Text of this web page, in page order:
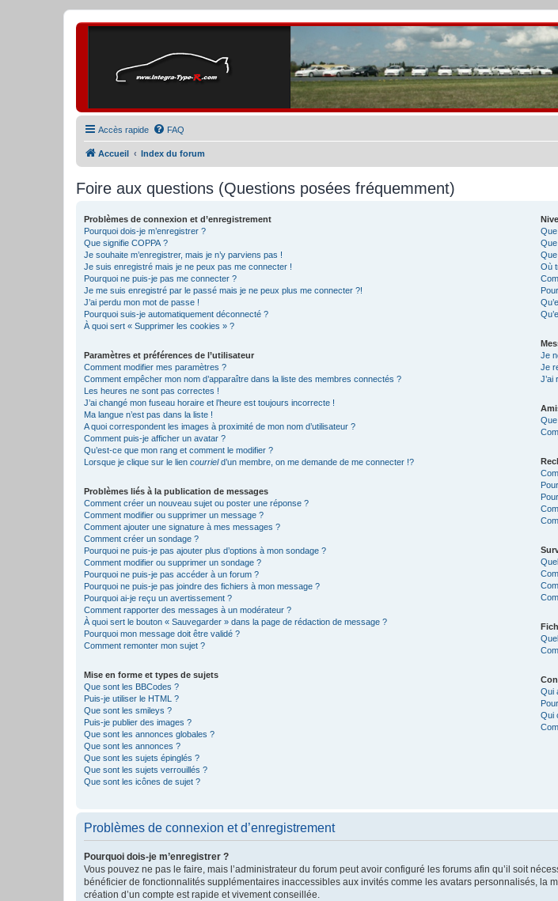
Accès rapide FAQ
Accueil Index du forum
Foire aux questions (Questions posées fréquemment)
Problèmes de connexion et d’enregistrement
Pourquoi dois-je m’enregistrer ?
Que signifie COPPA ?
Je souhaite m’enregistrer, mais je n’y parviens pas !
Je suis enregistré mais je ne peux pas me connecter !
Pourquoi ne puis-je pas me connecter ?
Je me suis enregistré par le passé mais je ne peux plus me connecter ?!
J’ai perdu mon mot de passe !
Pourquoi suis-je automatiquement déconnecté ?
À quoi sert « Supprimer les cookies » ?
Paramètres et préférences de l’utilisateur
Comment modifier mes paramètres ?
Comment empêcher mon nom d’apparaître dans la liste des membres connectés ?
Les heures ne sont pas correctes !
J’ai changé mon fuseau horaire et l’heure est toujours incorrecte !
Ma langue n’est pas dans la liste !
A quoi correspondent les images à proximité de mon nom d’utilisateur ?
Comment puis-je afficher un avatar ?
Qu’est-ce que mon rang et comment le modifier ?
Lorsque je clique sur le lien courrield’un membre, on me demande de me connecter !?
Problèmes liés à la publication de messages
Comment créer un nouveau sujet ou poster une réponse ?
Comment modifier ou supprimer un message ?
Comment ajouter une signature à mes messages ?
Comment créer un sondage ?
Pourquoi ne puis-je pas ajouter plus d’options à mon sondage ?
Comment modifier ou supprimer un sondage ?
Pourquoi ne puis-je pas accéder à un forum ?
Pourquoi ne puis-je pas joindre des fichiers à mon message ?
Pourquoi ai-je reçu un avertissement ?
Comment rapporter des messages à un modérateur ?
À quoi sert le bouton « Sauvegarder » dans la page de rédaction de message ?
Pourquoi mon message doit être validé ?
Comment remonter mon sujet ?
Mise en forme et types de sujets
Que sont les BBCodes ?
Puis-je utiliser le HTML ?
Que sont les smileys ?
Puis-je publier des images ?
Que sont les annonces globales ?
Que sont les annonces ?
Que sont les sujets épinglés ?
Que sont les sujets verrouillés ?
Que sont les icônes de sujet ?
Où
Je
Je
J’ai
Qui
Qui
Problèmes de connexion et d’enregistrement
Pourquoi dois-je m’enregistrer ?
Vous pouvez ne pas le faire, mais l’administrateur du forum peut avoir configuré les forums afin qu’il soit
bénéficier de fonctionnalités supplémentaires inaccessibles aux invités comme les avatars personnalisés, la
création d’un compte est rapide et vivement conseillée.